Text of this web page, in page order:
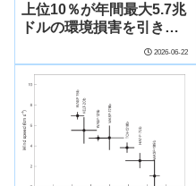
上位10％が年間最大5.7兆
ドルの環境損害を引き起
こしていることを研究が
示す （World’s highest-
consuming 10% cause
up to $5.7 trillion in
environmental damage a
year）
2026-06-22